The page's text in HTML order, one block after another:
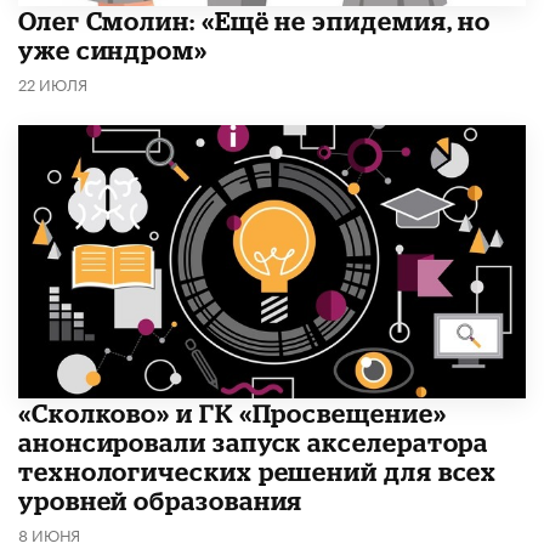
​Олег Смолин: «Ещё не эпидемия, но
уже синдром»
22 ИЮЛЯ
«Сколково» и ГК «Просвещение»
анонсировали запуск акселератора
технологических решений для всех
уровней образования
8 ИЮНЯ